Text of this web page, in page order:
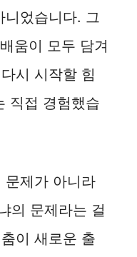
니었습니다. 그
움이 모두 담겨
시 시작할 힘
직접 경험했습
문제가 아니라
의 문제라는 걸
이 새로운 출